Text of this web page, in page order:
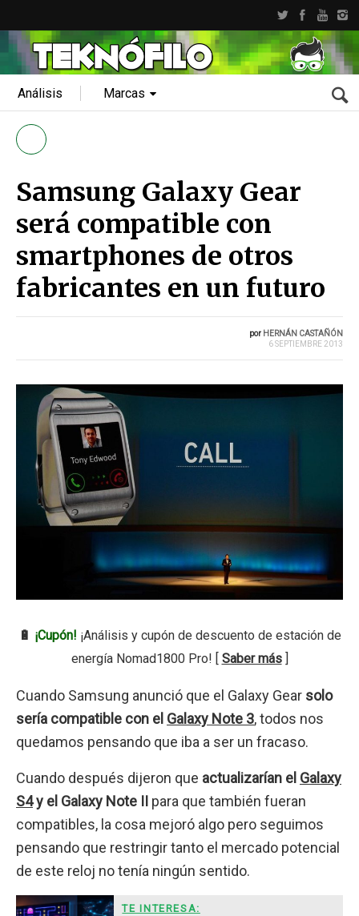
Análisis Marcas
Samsung Galaxy Gear
será compatible con
smartphones de otros
fabricantes en un futuro
por HERNÁN CASTAÑÓN
6 SEPTIEMBRE 2013
🔋 ¡Cupón! ¡Análisis y cupón de descuento de estación de
energía Nomad1800 Pro! [ Saber más]
Cuando Samsung anunció que el Galaxy Gear solo
sería compatible con el Galaxy Note 3, todos nos
quedamos pensando que iba a ser un fracaso.
Cuando después dijeron que actualizarían el Galaxy
S4y el Galaxy Note II para que también fueran
compatibles, la cosa mejoró algo pero seguimos
pensando que restringir tanto el mercado potencial
de este reloj no tenía ningún sentido.
TE INTERESA: